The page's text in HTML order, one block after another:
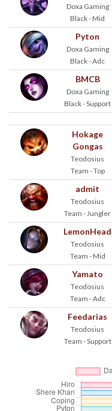
Doxa Gaming
Black - Mid
Pyton
Doxa Gaming
Black - Adc
BMCB
Doxa Gaming
Black - Support
Hokage
Gongas
Teodosius
Team - Top
admit
Teodosius
Team - Jungler
LemonHead
Teodosius
Team - Mid
Yamato
Teodosius
Team - Adc
Feedarias
Teodosius
Team - Support